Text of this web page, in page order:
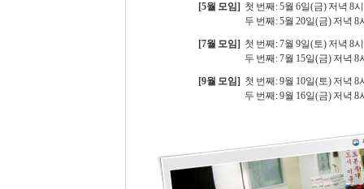
[5월 모임] 첫 번째: 5월 6일(금) 저녁 8시
두 번째: 5월 20일(금) 저녁 8
[7월 모임] 첫 번째: 7월 9일(토) 저녁 8시
두 번째: 7월 15일(금) 저녁 8
[9월 모임] 첫 번째: 9월 10일(토) 저녁 8
두 번째: 9월 16일(금) 저녁 8